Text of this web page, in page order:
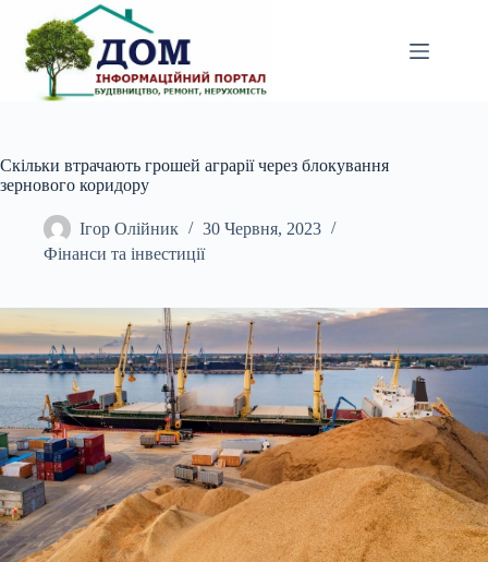
вмісту
Скільки втрачають грошей аграрії через блокування
зернового коридору
Ігор Олійник
30 Червня, 2023
Фінанси та інвестиції